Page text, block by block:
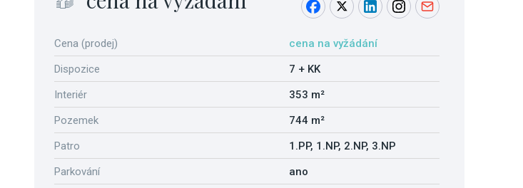
Cena (prodej)
cena na vyžádání
Dispozice
7 + KK
Interiér
353 m²
Pozemek
744 m²
Patro
1.PP, 1.NP, 2.NP, 3.NP
Parkování
ano